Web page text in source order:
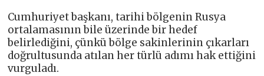
Cumhuriyet başkanı, tarihi bölgenin Rusya
ortalamasının bile üzerinde bir hedef
belirlediğini, çünkü bölge sakinlerinin çıkarları
doğrultusunda atılan her türlü adımı hak ettiğini
vurguladı.